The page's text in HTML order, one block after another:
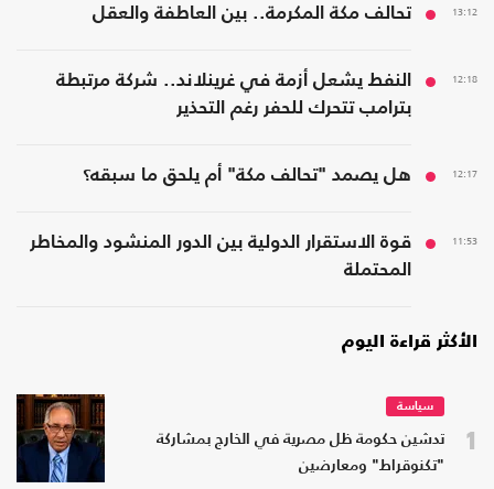
13:12 تحالف مكة المكرمة.. بين العاطفة والعقل
12:18
النفط يشعل أزمة في غرينلاند.. شركة مرتبطة
بترامب تتحرك للحفر رغم التحذير
12:17 هل يصمد "تحالف مكة" أم يلحق ما سبقه؟
11:53
قوة الاستقرار الدولية بين الدور المنشود والمخاطر
المحتملة
الأكثر قراءة اليوم
1
سياسة
تدشين حكومة ظل مصرية في الخارج بمشاركة
"تكنوقراط" ومعارضين